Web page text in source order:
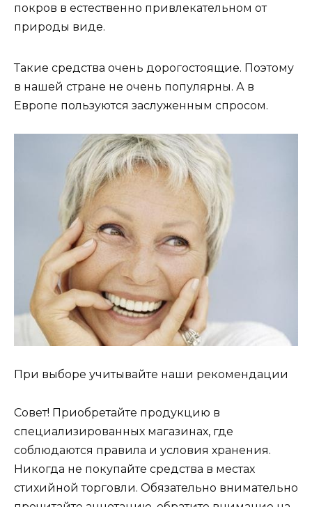
покров в естественно привлекательном от
природы виде.
Такие средства очень дорогостоящие. Поэтому
в нашей стране не очень популярны. А в
Европе пользуются заслуженным спросом.
При выборе учитывайте наши рекомендации
Совет! Приобретайте продукцию в
специализированных магазинах, где
соблюдаются правила и условия хранения.
Никогда не покупайте средства в местах
стихийной торговли. Обязательно внимательно